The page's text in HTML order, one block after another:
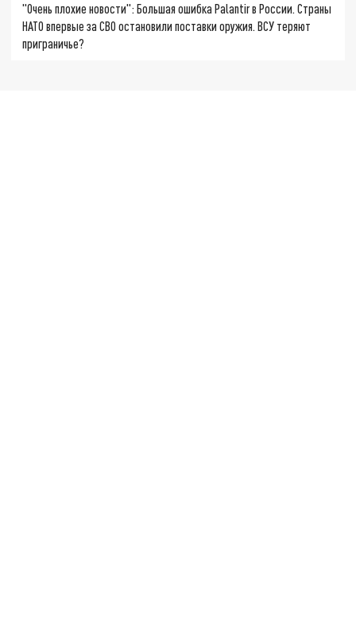
"Очень плохие новости": Большая ошибка Palantir в России. Страны
НАТО впервые за СВО остановили поставки оружия. ВСУ теряют
приграничье?